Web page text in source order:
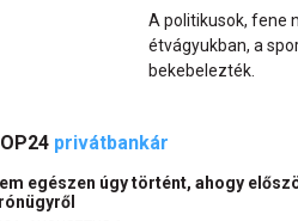
A politikusok, fene
étvágyukban, a
bekebelezték.
privátbankár
egészen úgy történt, ahogy